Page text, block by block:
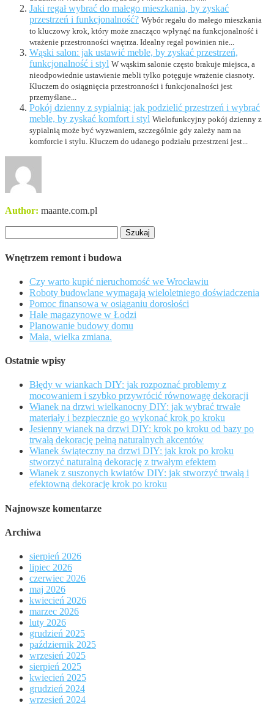
Jaki regał wybrać do małego mieszkania, by zyskać
przestrzeń i funkcjonalność? Wybór regału do małego mieszkania
to kluczowy krok, który może znacząco wpłynąć na funkcjonalność i
wrażenie przestronności wnętrza. Idealny regał powinien nie...
Wąski salon: jak ustawić meble, by zyskać przestrzeń,
funkcjonalność i styl W wąskim salonie często brakuje miejsca, a
nieodpowiednie ustawienie mebli tylko potęguje wrażenie ciasnoty.
Kluczem do osiągnięcia przestronności i funkcjonalności jest
przemyślane...
Pokój dzienny z sypialnią: jak podzielić przestrzeń i wybrać
meble, by zyskać komfort i styl Wielofunkcyjny pokój dzienny z
sypialnią może być wyzwaniem, szczególnie gdy zależy nam na
komforcie i stylu. Kluczem do udanego podziału przestrzeni jest...
Author: maante.com.pl
Wnętrzem remont i budowa
Czy warto kupić nieruchomość we Wrocławiu
Roboty budowlane wymagają wieloletniego doświadczenia
Pomoc finansowa w osiąganiu dorosłości
Hale magazynowe w Łodzi
Planowanie budowy domu
Mała, wielka zmiana.
Ostatnie wpisy
Błędy w wiankach DIY: jak rozpoznać problemy z
mocowaniem i szybko przywrócić równowagę dekoracji
Wianek na drzwi wielkanocny DIY: jak wybrać trwałe
materiały i bezpiecznie go wykonać krok po kroku
Jesienny wianek na drzwi DIY: krok po kroku od bazy po
trwałą dekorację pełną naturalnych akcentów
Wianek świąteczny na drzwi DIY: jak krok po kroku
stworzyć naturalną dekorację z trwałym efektem
Wianek z suszonych kwiatów DIY: jak stworzyć trwałą i
efektowną dekorację krok po kroku
Najnowsze komentarze
Archiwa
sierpień 2026
lipiec 2026
czerwiec 2026
maj 2026
kwiecień 2026
marzec 2026
luty 2026
grudzień 2025
październik 2025
wrzesień 2025
sierpień 2025
kwiecień 2025
grudzień 2024
wrzesień 2024